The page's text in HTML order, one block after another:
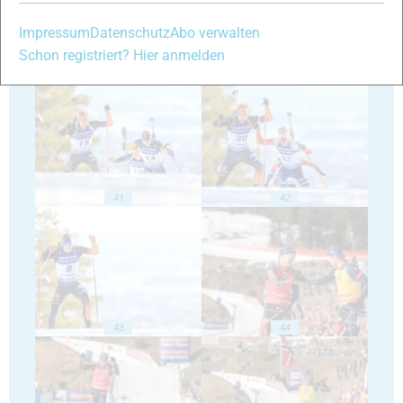
41 42
43 44
ImpressumDatenschutzAbo verwalten
Schon registriert? Hier anmelden